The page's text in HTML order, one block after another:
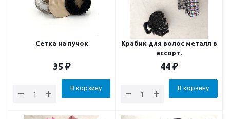
Сетка на пучок
35 ₽
В корзину
Крабик для волос металл в
ассорт.
44 ₽
В корзину